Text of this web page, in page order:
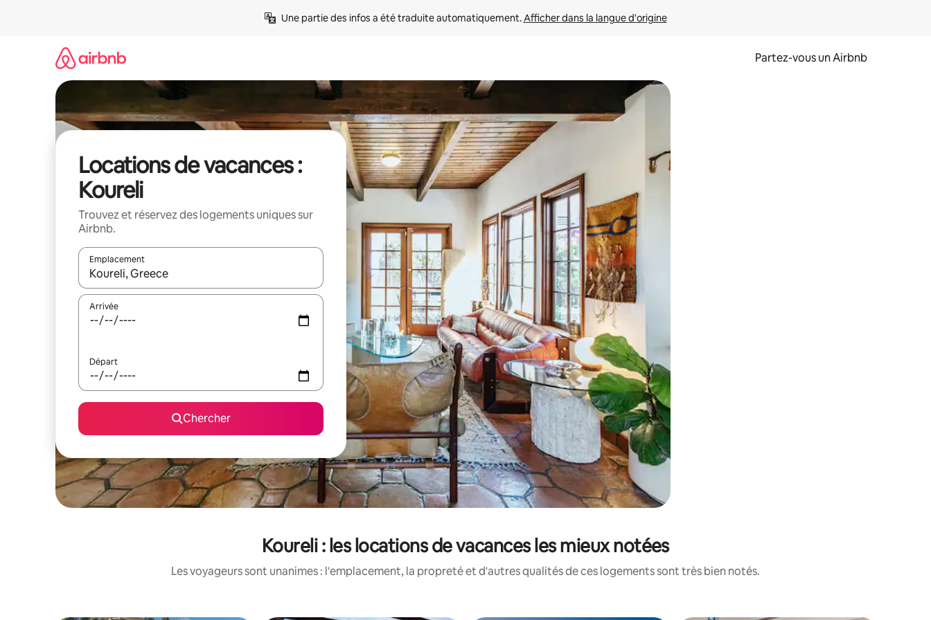
Une partie des infos a été traduite automatiquement. Afficher dans la langue d'origine
Partez-vous un Airbnb
Locations de vacances :
Koureli
Trouvez et réservez des logements uniques sur
Airbnb.
Emplacement
Quand les résultats sont affichés, parcourez-les en utilisant les flèches vers le haut et vers le bas, ou en appuyant dessus et en les faisant glisser.
Arrivée
Départ
Chercher
Koureli : les locations de vacances les mieux notées
Les voyageurs sont unanimes : l'emplacement, la propreté et d'autres qualités de ces logements sont très bien notés.